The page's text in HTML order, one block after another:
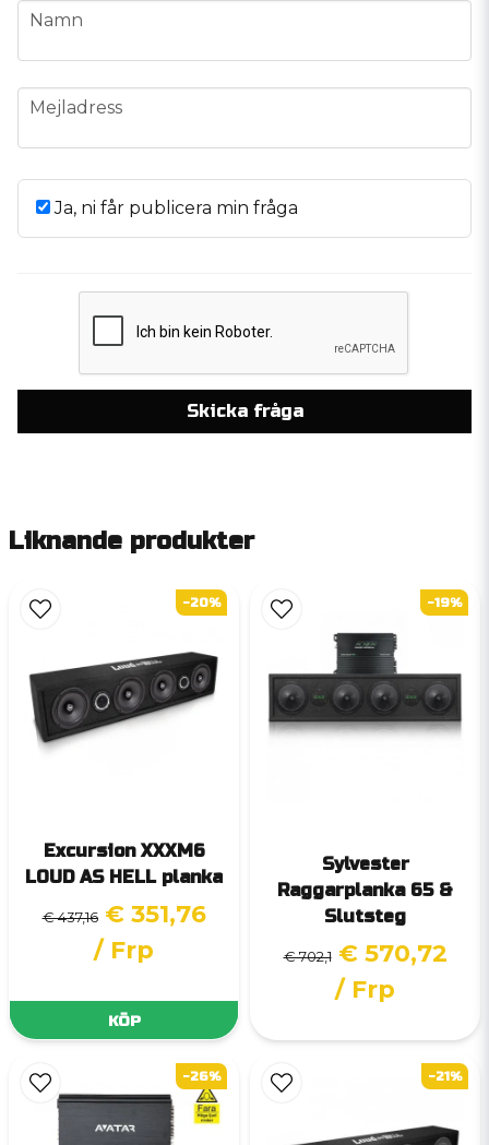
name
Namn
email
Mejladress
Ja, ni får publicera min fråga
Skicka fråga
Liknande produkter
Excursion XXXM6
LOUD AS HELL planka
€ 437,16 € 351,76
/ Frp
KÖP
-20%
Sylvester
Raggarplanka 65 &
Slutsteg
€ 702,1 € 570,72
/ Frp
-19%
-26% -21%